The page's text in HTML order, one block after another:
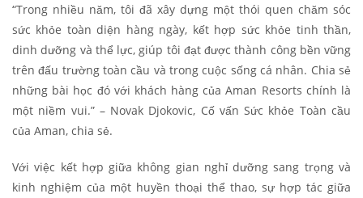
“Trong nhiều năm, tôi đã xây dựng một thói quen chăm sóc
sức khỏe toàn diện hàng ngày, kết hợp sức khỏe tinh thần,
dinh dưỡng và thể lực, giúp tôi đạt được thành công bền vững
trên đấu trường toàn cầu và trong cuộc sống cá nhân. Chia sẻ
những bài học đó với khách hàng của Aman Resorts chính là
một niềm vui.” – Novak Djokovic, Cố vấn Sức khỏe Toàn cầu
của Aman, chia sẻ.
Với việc kết hợp giữa không gian nghỉ dưỡng sang trọng và
kinh nghiệm của một huyền thoại thể thao, sự hợp tác giữa